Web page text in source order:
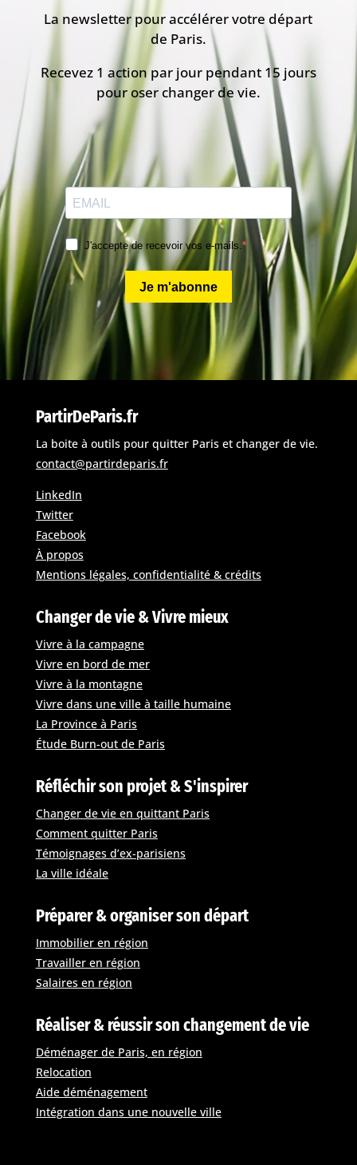
La newsletter pour accélérer votre départ
de Paris.
Recevez 1 action par jour pendant 15 jours
pour oser changer de vie.
J'accepte de recevoir vos e-mails.
Je m'abonne
PartirDeParis.fr
La boite à outils pour quitter Paris et changer de vie.
contact@partirdeparis.fr
LinkedIn
Twitter
Facebook
À propos
Mentions légales, confidentialité & crédits
Changer de vie & Vivre mieux
Vivre à la campagne
Vivre en bord de mer
Vivre à la montagne
Vivre dans une ville à taille humaine
La Province à Paris
Étude Burn-out de Paris
Réfléchir son projet & S'inspirer
Changer de vie en quittant Paris
Comment quitter Paris
Témoignages d’ex-parisiens
La ville idéale
Préparer & organiser son départ
Immobilier en région
Travailler en région
Salaires en région
Réaliser & réussir son changement de vie
Déménager de Paris, en région
Relocation
Aide déménagement
Intégration dans une nouvelle ville